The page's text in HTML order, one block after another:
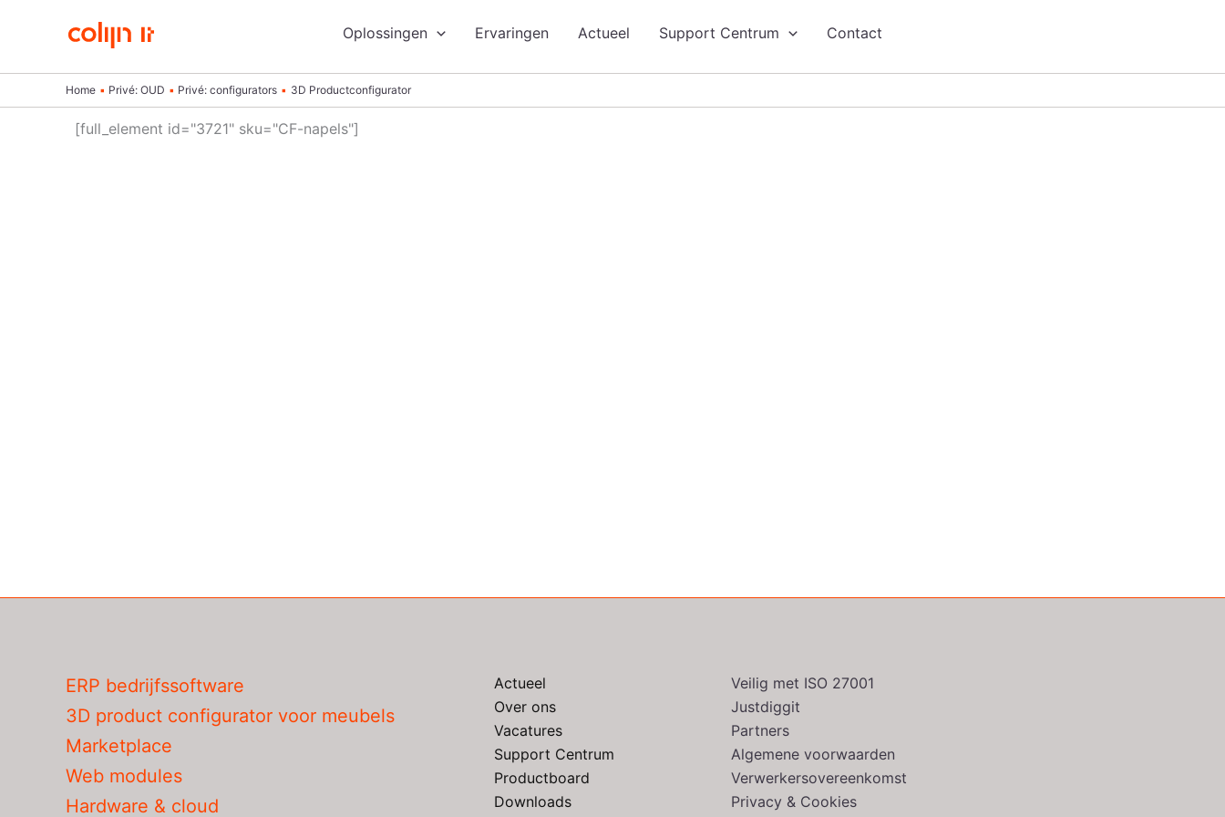
Oplossingen Ervaringen Actueel Support Centrum Contact
Home Privé: OUD Privé: configurators 3D Productconfigurator
[full_element id="3721" sku="CF-napels"]
ERP bedrijfssoftware
3D product configurator voor meubels
Marketplace
Web modules
Hardware & cloud
Actueel
Over ons
Vacatures
Support Centrum
Productboard
Downloads
Veilig met ISO 27001
Justdiggit
Partners
Algemene voorwaarden
Verwerkersovereenkomst
Privacy & Cookies